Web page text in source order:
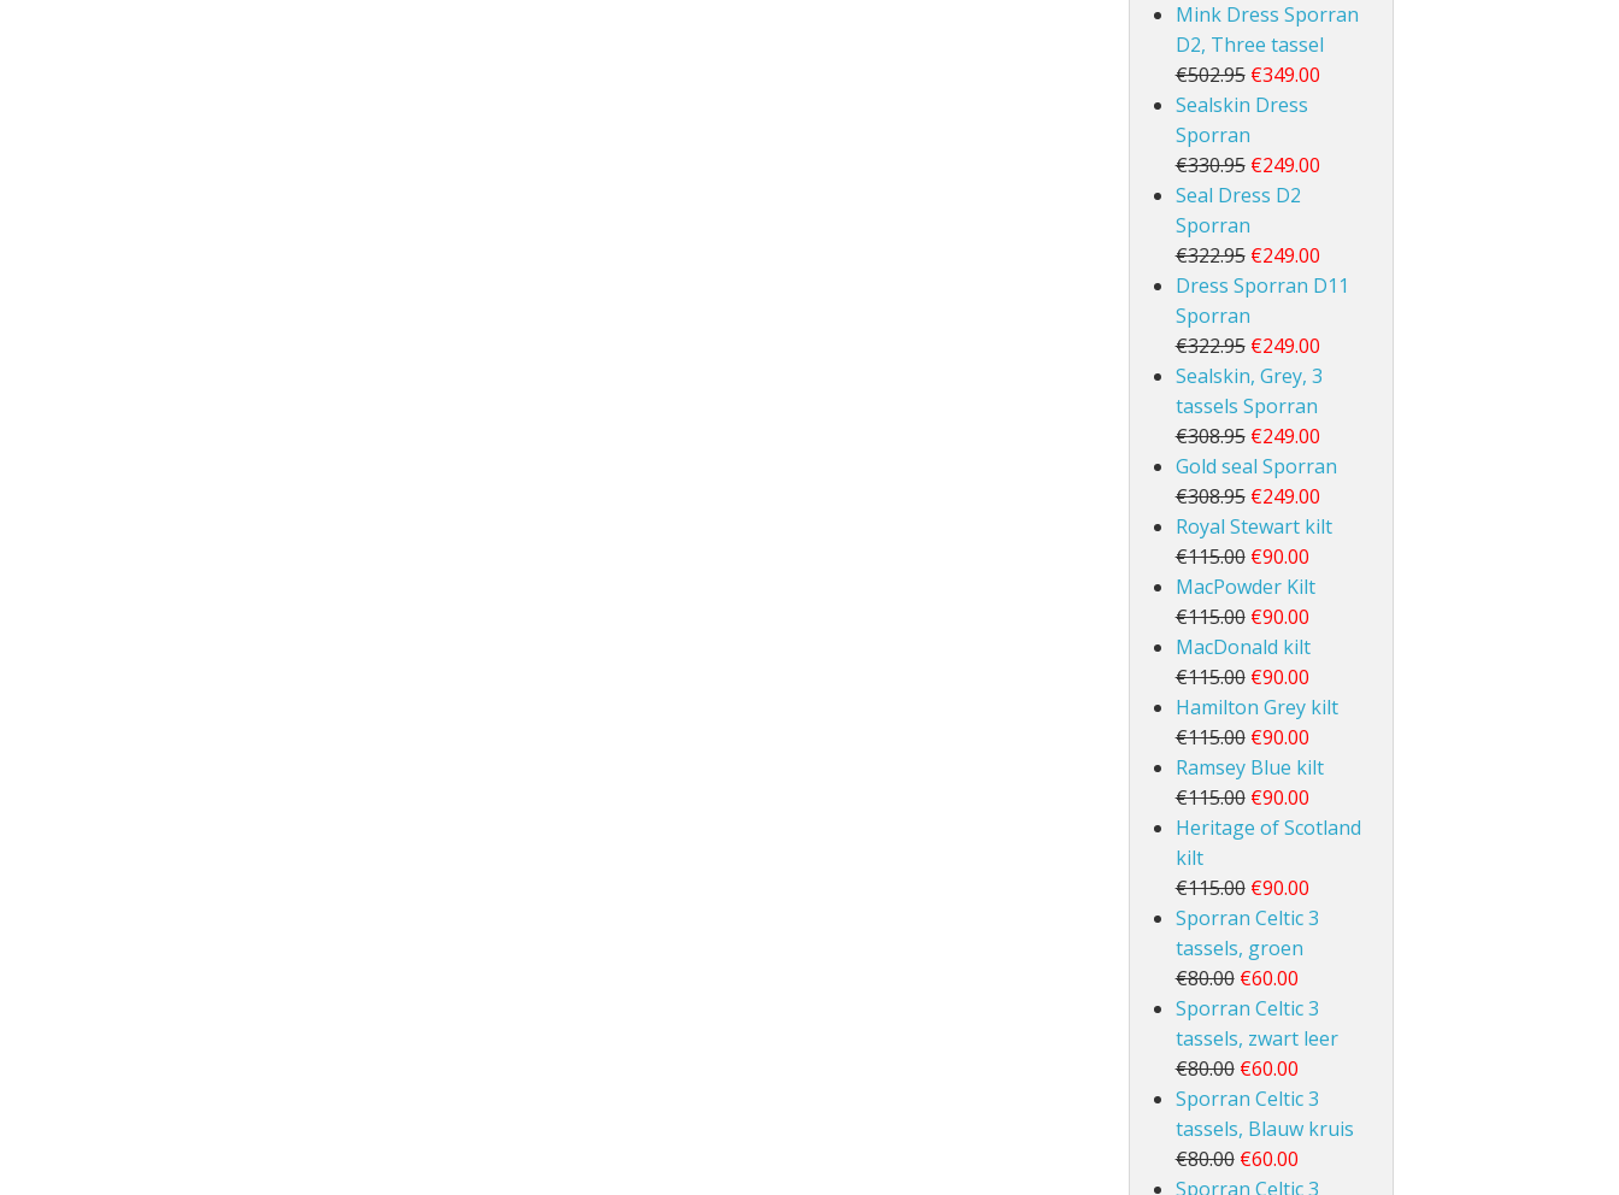
Mink Dress Sporran
D2, Three tassel
€502.95 €349.00
Sealskin Dress
Sporran
€330.95 €249.00
Seal Dress D2
Sporran
€322.95 €249.00
Dress Sporran D11
Sporran
€322.95 €249.00
Sealskin, Grey, 3
tassels Sporran
€308.95 €249.00
Gold seal Sporran
€308.95 €249.00
Royal Stewart kilt
€115.00 €90.00
MacPowder Kilt
€115.00 €90.00
MacDonald kilt
€115.00 €90.00
Hamilton Grey kilt
€115.00 €90.00
Ramsey Blue kilt
€115.00 €90.00
Heritage of Scotland
kilt
€115.00 €90.00
Sporran Celtic 3
tassels, groen
€80.00 €60.00
Sporran Celtic 3
tassels, zwart leer
€80.00 €60.00
Sporran Celtic 3
tassels, Blauw kruis
€80.00 €60.00
Sporran Celtic 3